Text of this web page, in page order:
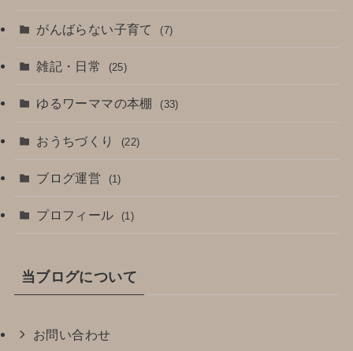
がんばらない子育て (7)
雑記・日常 (25)
ゆるワーママの本棚 (33)
おうちづくり (22)
ブログ運営 (1)
プロフィール (1)
当ブログについて
お問い合わせ